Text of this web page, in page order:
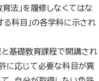
法」を履修しなくてはな
る科目」の各学科に示され
と基礎教育課程で開講され
に応じて必要な科目が異